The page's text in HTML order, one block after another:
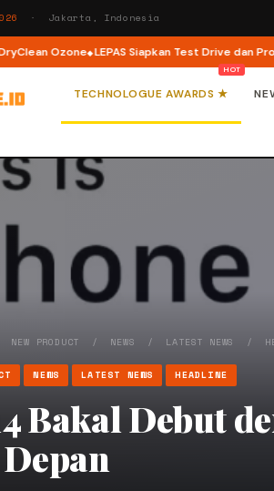
· Jakarta, Indonesia
Ozone LEPAS Siapkan Test Drive dan
TECHNOLOGUE AWARDS ★
NEW PRODUCT / NEWS / LATEST NEWS /
NEWS LATEST NEWS HEADLINE
Bakal Debut